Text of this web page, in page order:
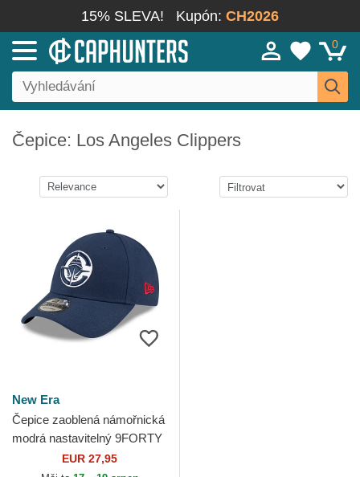
15% SLEVA! Kupón: CH2026
0
Čepice: Los Angeles Clippers
New Era
Čepice zaoblená námořnická
modrá nastavitelný 9FORTY
The League Los Angeles
EUR 27,95